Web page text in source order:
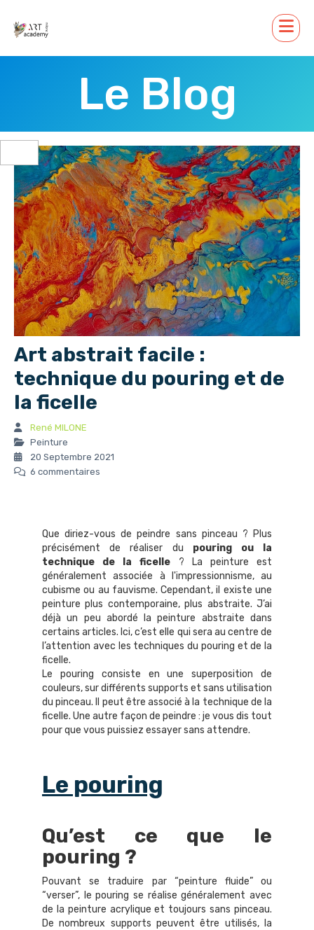
Le Blog
Art abstrait facile :
technique du pouring et de
la ficelle
René MILONE
Peinture
20 Septembre 2021
6 commentaires
Que diriez-vous de peindre sans pinceau ? Plus
précisément de réaliser du pouring ou la
technique de la ficelle ? La peinture est
généralement associée à l'impressionnisme, au
cubisme ou au fauvisme. Cependant, il existe une
peinture plus contemporaine, plus abstraite. J’ai
déjà un peu abordé la peinture abstraite dans
certains articles. Ici, c’est elle qui sera au centre de
l’attention avec les techniques du pouring et de la
ficelle.
Le pouring consiste en une superposition de
couleurs, sur différents supports et sans utilisation
du pinceau. Il peut être associé à la technique de la
ficelle. Une autre façon de peindre : je vous dis tout
pour que vous puissiez essayer sans attendre.
Le pouring
Qu’est ce que le
pouring ?
Pouvant se traduire par “peinture fluide” ou
“verser”, le pouring se réalise généralement avec
de la peinture acrylique et toujours sans pinceau.
De nombreux supports peuvent être utilisés, la